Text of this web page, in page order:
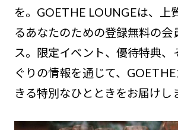
を。GOETHE LOUNGEは、上
るあなたのための登録無料の会
ス。限定イベント、優待特典、
ぐりの情報を通じて、
きる特別なひとときをお届けし